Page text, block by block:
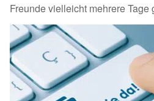
Freunde vielleicht mehrere Tage